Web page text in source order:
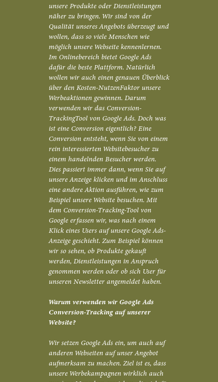
unsere Produkte oder Dienstleistungen
näher zu bringen. Wir sind von der
Qualität unseres Angebots überzeugt und
wollen, dass so viele Menschen wie
möglich unsere Webseite kennenlernen.
Im Onlinebereich bietet Google Ads
dafür die beste Plattform. Natürlich
wollen wir auch einen genauen Überblick
über den Kosten-NutzenFaktor unsere
Werbeaktionen gewinnen. Darum
verwenden wir das Conversion-
TrackingTool von Google Ads. Doch was
ist eine Conversion eigentlich? Eine
Conversion entsteht, wenn Sie von einem
rein interessierten Websitebesucher zu
einem handelnden Besucher werden.
Dies passiert immer dann, wenn Sie auf
unsere Anzeige klicken und im Anschluss
eine andere Aktion ausführen, wie zum
Beispiel unsere Website besuchen. Mit
dem Conversion-Tracking-Tool von
Google erfassen wir, was nach einem
Klick eines Users auf unsere Google Ads-
Anzeige geschieht. Zum Beispiel können
wir so sehen, ob Produkte gekauft
werden, Dienstleistungen in Anspruch
genommen werden oder ob sich User für
unseren Newsletter angemeldet haben.
Warum verwenden wir Google Ads
Conversion-Tracking auf unserer
Website?
Wir setzen Google Ads ein, um auch auf
anderen Webseiten auf unser Angebot
aufmerksam zu machen. Ziel ist es, dass
unsere Werbekampagnen wirklich auch